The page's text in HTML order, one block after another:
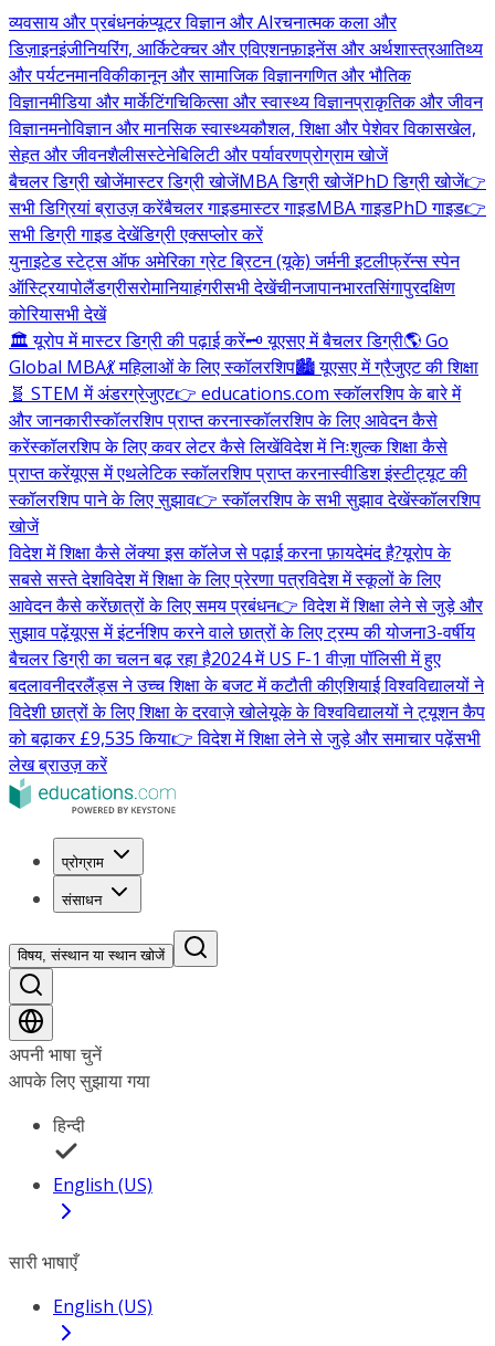
व्यवसाय और प्रबंधनकंप्यूटर विज्ञान और AIरचनात्मक कला और
डिज़ाइनइंजीनियरिंग, आर्किटेक्चर और एविएशनफ़ाइनेंस और अर्थशास्त्रआतिथ्य
और पर्यटनमानविकीकानून और सामाजिक विज्ञानगणित और भौतिक
विज्ञानमीडिया और मार्केटिंगचिकित्सा और स्वास्थ्य विज्ञानप्राकृतिक और जीवन
विज्ञानमनोविज्ञान और मानसिक स्वास्थ्यकौशल, शिक्षा और पेशेवर विकासखेल,
सेहत और जीवनशैलीसस्टेनेबिलिटी और पर्यावरणप्रोग्राम खोजें
बैचलर डिग्री खोजेंमास्टर डिग्री खोजेंMBA डिग्री खोजेंPhD डिग्री खोजें👉
सभी डिग्रियां ब्राउज़ करेंबैचलर गाइडमास्टर गाइडMBA गाइडPhD गाइड👉
सभी डिग्री गाइड देखेंडिग्री एक्सप्लोर करें
युनाइटेड स्टेट्स ऑफ अमेरिकाग्रेट ब्रिटन (यूके)जर्मनीइटलीफ्रॅन्सस्पेन
ऑस्ट्रियापोलैंडग्रीसरोमानियाहंगरीसभी देखेंचीनजापानभारतसिंगापुरदक्षिण
कोरियासभी देखें
🏛️ यूरोप में मास्टर डिग्री की पढ़ाई करें🗝️ यूएसए में बैचलर डिग्री🌎 Go
Global MBA💃 महिलाओं के लिए स्कॉलरशिप🏙️ यूएसए में ग्रैजुएट की शिक्षा
🧬 STEM में अंडरग्रेजुएट👉 educations.com स्कॉलरशिप के बारे में
और जानकारीस्कॉलरशिप प्राप्त करनास्कॉलरशिप के लिए आवेदन कैसे
करेंस्कॉलरशिप के लिए कवर लेटर कैसे लिखेंविदेश में निःशुल्क शिक्षा कैसे
प्राप्त करेंयूएस में एथलेटिक स्कॉलरशिप प्राप्त करनास्वीडिश इंस्टीट्यूट की
स्कॉलरशिप पाने के लिए सुझाव👉 स्कॉलरशिप के सभी सुझाव देखेंस्कॉलरशिप
खोजें
विदेश में शिक्षा कैसे लेंक्या इस कॉलेज से पढ़ाई करना फ़ायदेमंद है?यूरोप के
सबसे सस्ते देशविदेश में शिक्षा के लिए प्रेरणा पत्रविदेश में स्कूलों के लिए
आवेदन कैसे करेंछात्रों के लिए समय प्रबंधन👉 विदेश में शिक्षा लेने से जुड़े और
सुझाव पढ़ेंयूएस में इंटर्नशिप करने वाले छात्रों के लिए ट्रम्प की योजना3-वर्षीय
बैचलर डिग्री का चलन बढ़ रहा है2024 में US F-1 वीज़ा पॉलिसी में हुए
बदलावनीदरलैंड्स ने उच्च शिक्षा के बजट में कटौती कीएशियाई विश्वविद्यालयों ने
विदेशी छात्रों के लिए शिक्षा के दरवाज़े खोलेयूके के विश्वविद्यालयों ने ट्यूशन कैप
को बढ़ाकर £9,535 किया👉 विदेश में शिक्षा लेने से जुड़े और समाचार पढ़ेंसभी
लेख ब्राउज़ करें
प्रोग्राम
संसाधन
विषय, संस्थान या स्थान खोजें
अपनी भाषा चुनें
आपके लिए सुझाया गया
हिन्दी
English (US)
सारी भाषाएँ
English (US)